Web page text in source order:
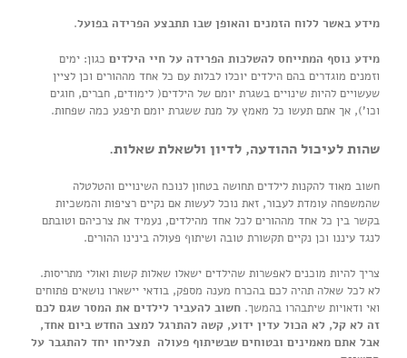
מידע באשר ללוח הזמנים והאופן שבו תתבצע הפרידה בפועל.
מידע נוסף המתייחס להשלכות הפרידה על חיי הילדים כגון: ימים
וזמנים מוגדרים בהם הילדים יוכלו לבלות עם כל אחד מההורים וכן לציין
שעשויים להיות שינויים בשגרת יומם של הילדים( לימודים, חברים, חוגים
וכו’), אך אתם תעשו כל מאמץ על מנת ששגרת יומם תיפגע כמה שפחות.
שהות לעיכול ההודעה, לדיון ולשאלת שאלות.
חשוב מאוד להקנות לילדים תחושה בטחון לנוכח השינויים והטלטלה
שהמשפחה עומדת לעבור, זאת נוכל לעשות אם נקיים רציפות והמשכיות
בקשר בין כל אחד מההורים לכל אחד מהילדים, נעמיד את צרכיהם וטובתם
לנגד עיננו וכן נקיים תקשורת טובה ושיתוף פעולה בינינו ההורים.
צריך להיות מוכנים לאפשרות שהילדים ישאלו שאלות קשות ואולי מתריסות.
לא לכל שאלה תהיה לכם בהכרח מענה מספק, בודאי יישארו נושאים פתוחים
ואי ודאויות שיתבהרו בהמשך. חשוב להעביר לילדים את המסר שגם לכם
זה לא קל, לא הכול עדין ידוע, קשה להתרגל למצב החדש ביום אחד,
אבל אתם מאמינים ובטוחים שבשיתוף פעולה תצליחו יחד להתגבר על